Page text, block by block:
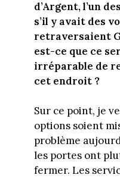
d’Argent, l’un
s’il y avait des
retraversaient
est-ce que ce
irréparable de
cet endroit ?
Sur ce point, je
options soient
problème
les portes ont
fermer. Les